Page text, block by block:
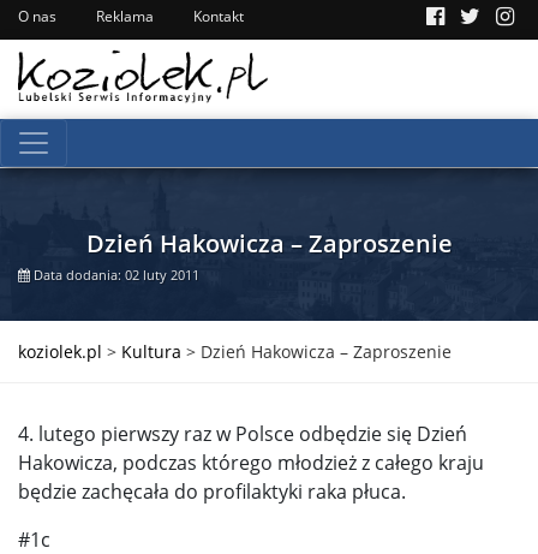
O nas Reklama Kontakt
Dzień Hakowicza – Zaproszenie
Data dodania: 02 luty 2011
koziolek.pl > Kultura > Dzień Hakowicza – Zaproszenie
4. lutego pierwszy raz w Polsce odbędzie się Dzień
Hakowicza, podczas którego młodzież z całego kraju
będzie zachęcała do profilaktyki raka płuca.
#1c